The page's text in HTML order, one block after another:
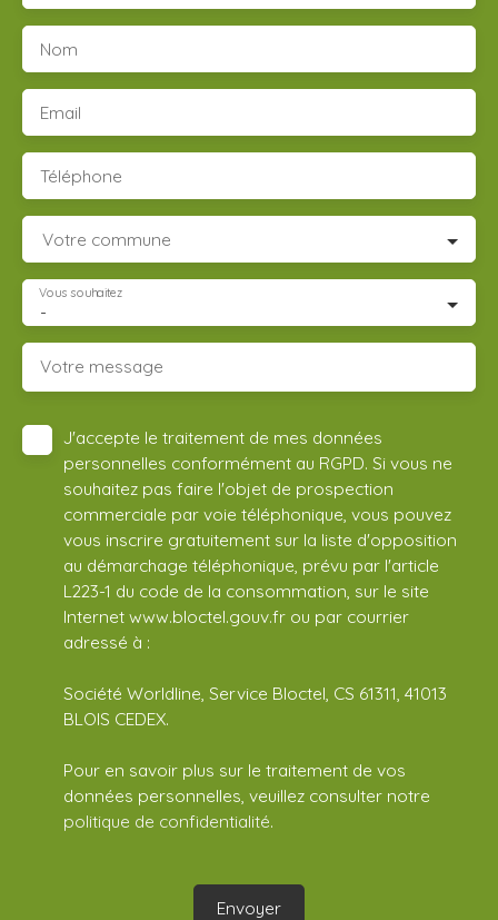
Nom
Email
Téléphone
Votre commune
-
Vous souhaitez
Votre message
J'accepte le traitement de mes données
personnelles conformément au RGPD. Si vous ne
souhaitez pas faire l'objet de prospection
commerciale par voie téléphonique, vous pouvez
vous inscrire gratuitement sur la liste d'opposition
au démarchage téléphonique, prévu par l'article
L223-1 du code de la consommation, sur le site
Internet www.bloctel.gouv.fr ou par courrier
adressé à :
Société Worldline, Service Bloctel, CS 61311, 41013
BLOIS CEDEX.
Pour en savoir plus sur le traitement de vos
données personnelles, veuillez consulter notre
politique de confidentialité.
Envoyer